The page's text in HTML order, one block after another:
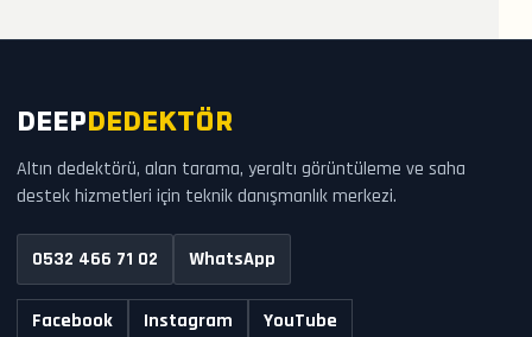
DEEP DEDEKTÖR
Altın dedektörü, alan tarama, yeraltı görüntüleme ve saha
destek hizmetleri için teknik danışmanlık merkezi.
0532 466 71 02 WhatsApp
Facebook Instagram YouTube